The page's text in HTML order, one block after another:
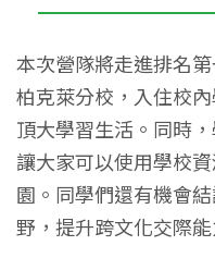
本次營隊將走進排名
柏克萊分校，入住校
頂大學習生活。同時
讓大家可以使用學校
園。同學們還有機會
野，提升跨文化交際